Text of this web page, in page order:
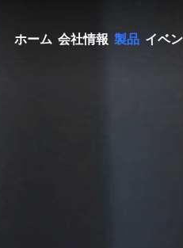
ホーム 会社情報 製品 イベ